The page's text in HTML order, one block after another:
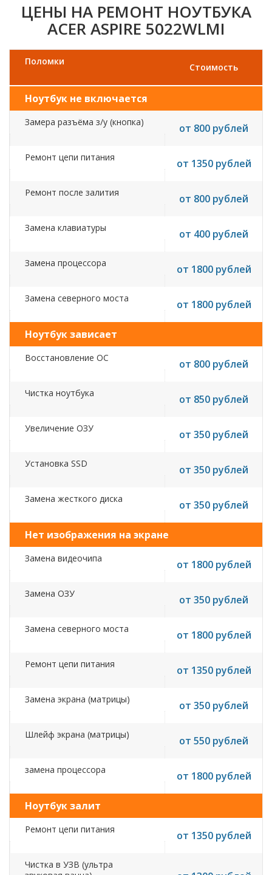
ЦЕНЫ НА РЕМОНТ НОУТБУКА
ACER ASPIRE 5022WLMI
Поломки
Стоимость
Ноутбук не включается
Замера разъёма з/у (кнопка) от 800 рублей
Ремонт цепи питания от 1350 рублей
Ремонт после залития от 800 рублей
Замена клавиатуры от 400 рублей
Замена процессора от 1800 рублей
Замена северного моста от 1800 рублей
Ноутбук зависает
Восстановление ОС от 800 рублей
Чистка ноутбука от 850 рублей
Увеличение ОЗУ от 350 рублей
Установка SSD от 350 рублей
Замена жесткого диска от 350 рублей
Нет изображения на экране
Замена видеочипа от 1800 рублей
Замена ОЗУ от 350 рублей
Замена северного моста от 1800 рублей
Ремонт цепи питания от 1350 рублей
Замена экрана (матрицы) от 350 рублей
Шлейф экрана (матрицы) от 550 рублей
замена процессора от 1800 рублей
Ноутбук залит
Ремонт цепи питания от 1350 рублей
Чистка в УЗВ (ультра